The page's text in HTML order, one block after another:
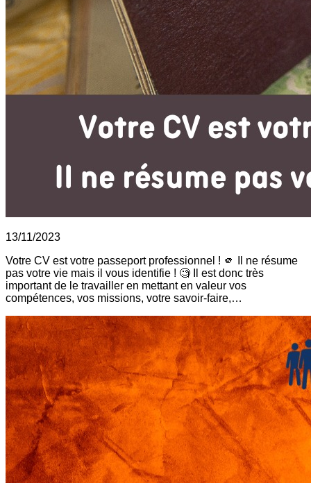
13/11/2023
Votre CV est votre passeport professionnel ! 🫵 Il ne résume
pas votre vie mais il vous identifie ! 🧐 Il est donc très
important de le travailler en mettant en valeur vos
compétences, vos missions, votre savoir-faire,…